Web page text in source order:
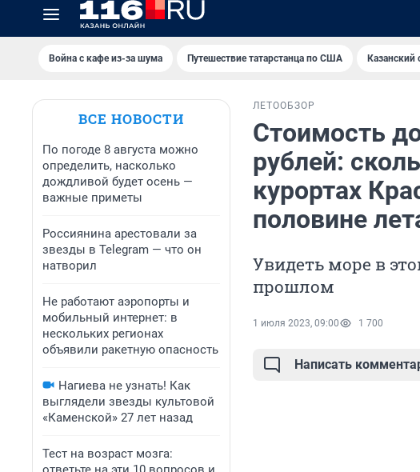
Война с кафе из-за шума Путешествие татарстанца по США Казанский
ВСЕ НОВОСТИ
По погоде 8 августа можно
определить, насколько
дождливой будет осень —
важные приметы
Россиянина арестовали за
звезды в Telegram — что он
натворил
Не работают аэропорты и
мобильный интернет: в
нескольких регионах
объявили ракетную опасность
Нагиева не узнать! Как
выглядели звезды культовой
«Каменской» 27 лет назад
Тест на возраст мозга:
ЛЕТООБЗОР
Стоимость
рублей:
курортах
половине
Увидеть море в
прошлом
1 июля 2023, 09:00 1 700
Написать